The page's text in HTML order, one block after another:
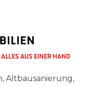
Altbausanierung,